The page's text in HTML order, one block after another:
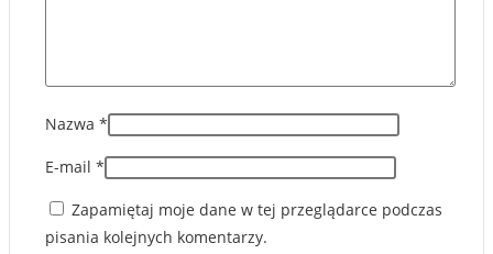
Nazwa *
E-mail *
Zapamiętaj moje dane w tej przeglądarce podczas
pisania kolejnych komentarzy.